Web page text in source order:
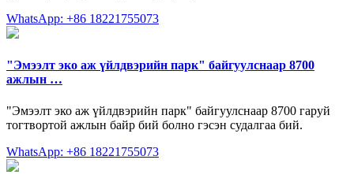
WhatsApp: +86 18221755073
"Эмээлт эко аж үйлдвэрийн парк" байгуулснаар 8700
ажлын …
"Эмээлт эко аж үйлдвэрийн парк" байгуулснаар 8700 гаруй
тогтвортой ажлын байр бий болно гэсэн судалгаа бий.
WhatsApp: +86 18221755073